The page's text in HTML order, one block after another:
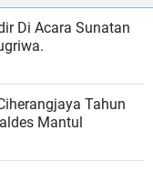
Di Acara Sunatan
Tahun
Mantul